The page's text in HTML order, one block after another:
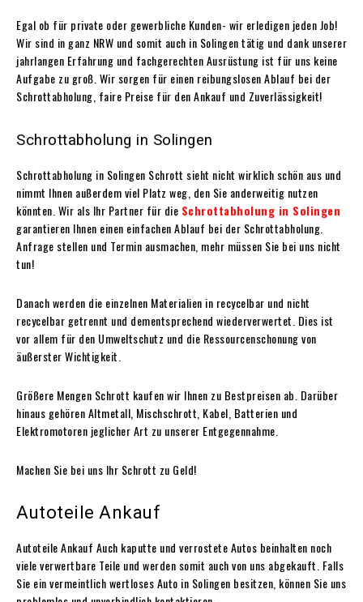
Egal ob für private oder gewerbliche Kunden- wir erledigen jeden Job!
Wir sind in ganz NRW und somit auch in Solingen tätig und dank unserer
jahrlangen Erfahrung und fachgerechten Ausrüstung ist für uns keine
Aufgabe zu groß. Wir sorgen für einen reibungslosen Ablauf bei der
Schrottabholung, faire Preise für den Ankauf und Zuverlässigkeit!
Schrottabholung in Solingen
Schrottabholung in Solingen Schrott sieht nicht wirklich schön aus und
nimmt Ihnen außerdem viel Platz weg, den Sie anderweitig nutzen
könnten. Wir als Ihr Partner für die Schrottabholung in Solingen
garantieren Ihnen einen einfachen Ablauf bei der Schrottabholung.
Anfrage stellen und Termin ausmachen, mehr müssen Sie bei uns nicht
tun!
Danach werden die einzelnen Materialien in recycelbar und nicht
recycelbar getrennt und dementsprechend wiederverwertet. Dies ist
vor allem für den Umweltschutz und die Ressourcenschonung von
äußerster Wichtigkeit.
Größere Mengen Schrott kaufen wir Ihnen zu Bestpreisen ab. Darüber
hinaus gehören Altmetall, Mischschrott, Kabel, Batterien und
Elektromotoren jeglicher Art zu unserer Entgegennahme.
Machen Sie bei uns Ihr Schrott zu Geld!
Autoteile Ankauf
Autoteile Ankauf Auch kaputte und verrostete Autos beinhalten noch
viele verwertbare Teile und werden somit auch von uns abgekauft. Falls
Sie ein vermeintlich wertloses Auto in Solingen besitzen, können Sie uns